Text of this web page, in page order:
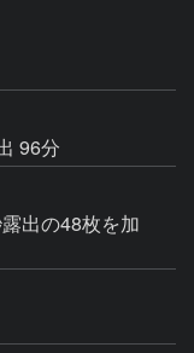
96分
出の48枚を加